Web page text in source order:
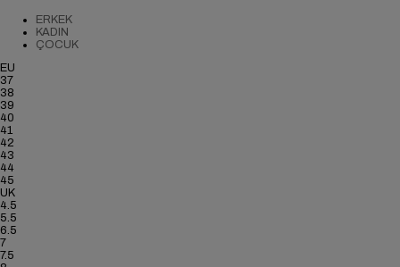
ERKEK
KADIN
ÇOCUK
EU
37
38
39
40
41
42
43
44
45
UK
4.5
5.5
6.5
7
7.5